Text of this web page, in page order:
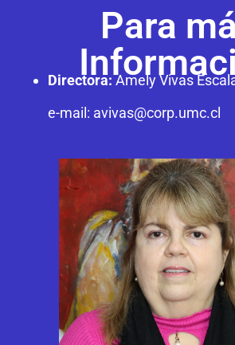
Para
Directora:Amely Vivas
e-mail: avivas@corp.umc.cl